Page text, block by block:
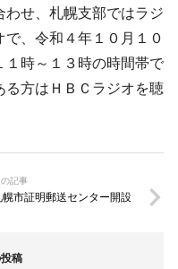
せ、札幌支部ではラジ
、令和４年１０月１０
１時～１３時の時間帯で
方はＨＢＣラジオを聴
記事
幌市証明郵送センター開設
稿